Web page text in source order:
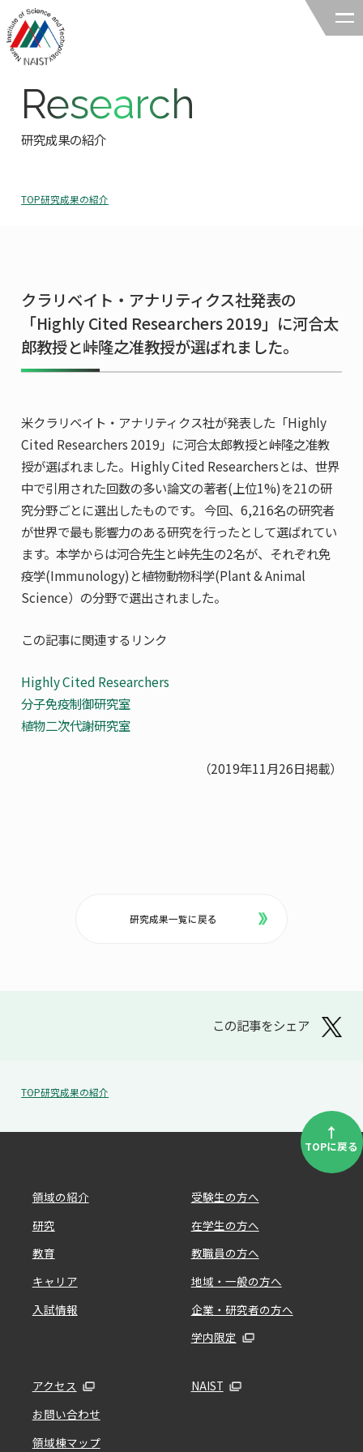
奈良先端科学技術大学院大学
領域の概要・特色
領域賞の紹介
研究室一覧
教員一覧
共用機器・設備紹介
NAIST Edge BIO
教育TOP
研究室への配属
5年一貫コースの
国際化教育プログラム
国際バイオゼミナール
サマーキャンプ
海外ラボインターンシップ
国際学生ワークショップ
UCDリトリート
UCDオンラインゼミナール
キャリア
キャリアTOP
卒業生の声
就職支援
研究＆授業
イベント
生活
保護者の方へ
アクセス
お問い
合わせ
領域棟
マップ
学内限定 ENGLISH
受験生の方へ
在学生の方へ
教職員の方へ
地域・一般の方へ
企業・研究者の方へ
Research
研究成果の紹介
TOP研究成果の紹介
クラリベイト・アナリティクス社発表の
「Highly Cited Researchers 2019」に河合太
郎教授と峠隆之准教授が選ばれました。
米クラリベイト・アナリティクス社が発表した「Highly
Cited Researchers 2019」に河合太郎教授と峠隆之准教
授が選ばれました。Highly Cited Researchersとは、世界
中で引用された回数の多い論文の著者(上位1%)を21の研
究分野ごとに選出したものです。 今回、6,216名の研究者
が世界で最も影響力のある研究を行ったとして選ばれてい
ます。本学からは河合先生と峠先生の2名が、それぞれ免
疫学(Immunology)と植物動物科学(Plant & Animal
Science）の分野で選出されました。
この記事に関連するリンク
Highly Cited Researchers
分子免疫制御研究室
植物二次代謝研究室
（2019年11月26日掲載）
研究成果一覧に戻る
この記事をシェア
TOP研究成果の紹介
↑
TOPに戻る
領域の紹介
研究
教育
キャリア
入試情報
受験生の方へ
在学生の方へ
教職員の方へ
地域・一般の方へ
企業・研究者の方へ
学内限定
アクセス
お問い合わせ
領域棟マップ
NAIST